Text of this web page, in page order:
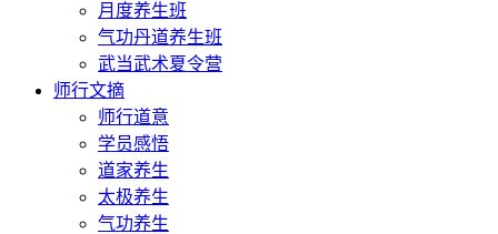
月度养生班
气功丹道养生班
武当武术夏令营
师行文摘
师行道意
学员感悟
道家养生
太极养生
气功养生